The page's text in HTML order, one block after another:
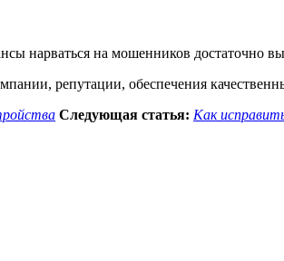
нарваться на мошенников достаточно
репутации, обеспечения
Следующая статья: Как